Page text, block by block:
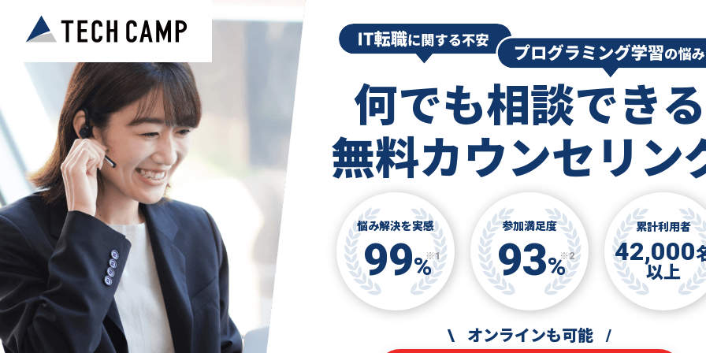
何でも相談できる
無料カウンセリン
悩み解決を実感
99%※1
参加満足度
93%※2
累計利用者
42,000
以上
\ オンラインも可能 /